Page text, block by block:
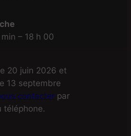
– 18 h 00
20 juin 2026 et
13 septembre
contacter par
téléphone.